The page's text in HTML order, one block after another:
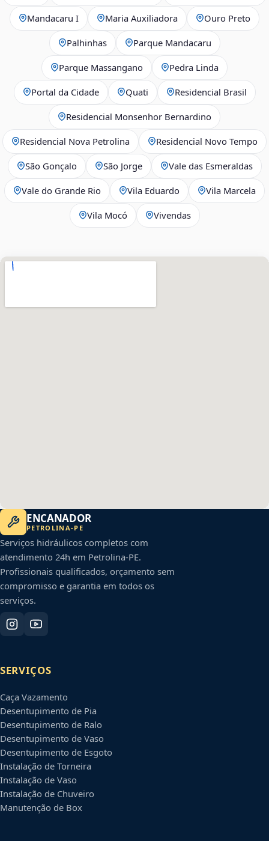
Mandacaru I Maria Auxiliadora Ouro Preto
Palhinhas Parque Mandacaru
Parque Massangano Pedra Linda
Portal da Cidade Quati Residencial Brasil
Residencial Monsenhor Bernardino
Residencial Nova Petrolina Residencial Novo Tempo
São Gonçalo São Jorge Vale das Esmeraldas
Vale do Grande Rio Vila Eduardo Vila Marcela
Vila Mocó Vivendas
ENCANADOR
PETROLINA-PE
Serviços hidráulicos completos com
atendimento 24h em Petrolina-PE.
Profissionais qualificados, orçamento sem
compromisso e garantia em todos os
serviços.
SERVIÇOS
Caça Vazamento
Desentupimento de Pia
Desentupimento de Ralo
Desentupimento de Vaso
Desentupimento de Esgoto
Instalação de Torneira
Instalação de Vaso
Instalação de Chuveiro
Manutenção de Box